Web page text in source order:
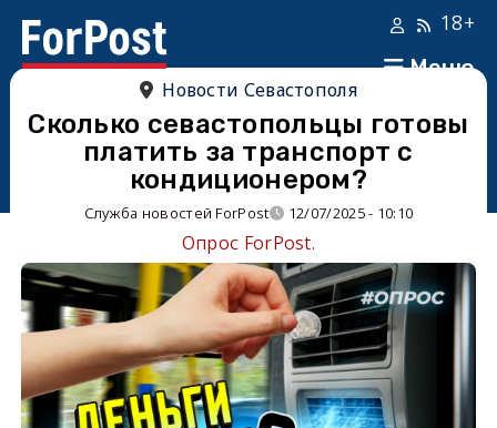
Меню
18+
Новости Севастополя
Сколько севастопольцы готовы
платить за транспорт с
кондиционером?
Служба новостей ForPost 12/07/2025 - 10:10
Опрос ForPost.